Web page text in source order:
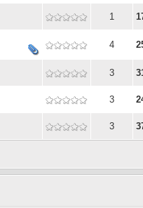
1
4
3
3
3